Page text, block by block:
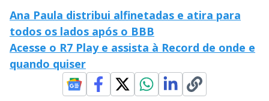
Ana Paula distribui alfinetadas e atira para
todos os lados após o BBB
Acesse o R7 Play e assista à Record de onde e
quando quiser